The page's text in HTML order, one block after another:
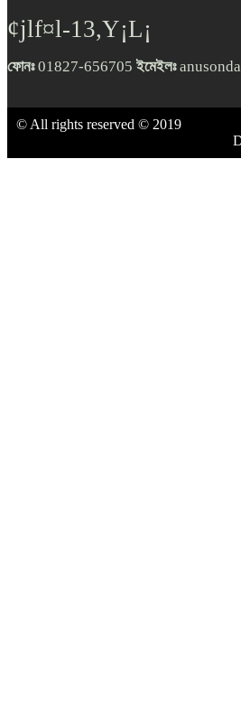
¢jlf¤l-13,Y¡L¡
ফোনঃ01827-656705ইমেইলঃ
© All rights reserved © 2019